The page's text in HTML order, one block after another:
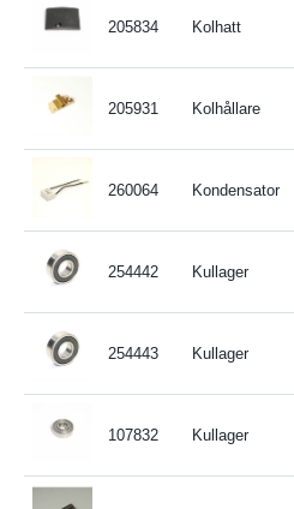
205834 Kolhatt
205931 Kolhållare
260064 Kondensator
254442 Kullager
254443 Kullager
107832 Kullager